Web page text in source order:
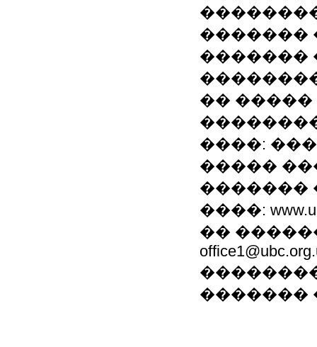
�������
�������
��
����:
�����
�������
����:
��
�������